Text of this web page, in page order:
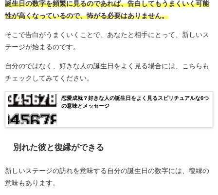
誕生日の数字を頻繁に見るのであれば、告白してもうまくいく可能
性が高くなっているので、怖がる必要はありません。
そこで告白がうまくいくことで、あなたと相手にとって、新しいス
テージが始まるのです。
自分のではなく、好きな人の誕生日をよく見る場合には、こちらも
チェックしてみてください。
恋愛成就？好きな人の誕生日をよく見るスピリチュアルな6つ
の意味とメッセージ
別れた彼と復縁ができる
新しいステージの訪れを意味する自分の誕生日の数字には、復縁の
意味もあります。